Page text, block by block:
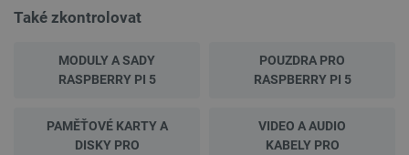
Také zkontrolovat
MODULY A SADY
RASPBERRY PI 5
POUZDRA PRO
RASPBERRY PI 5
PAMĚŤOVÉ KARTY A
DISKY PRO
VIDEO A AUDIO
KABELY PRO